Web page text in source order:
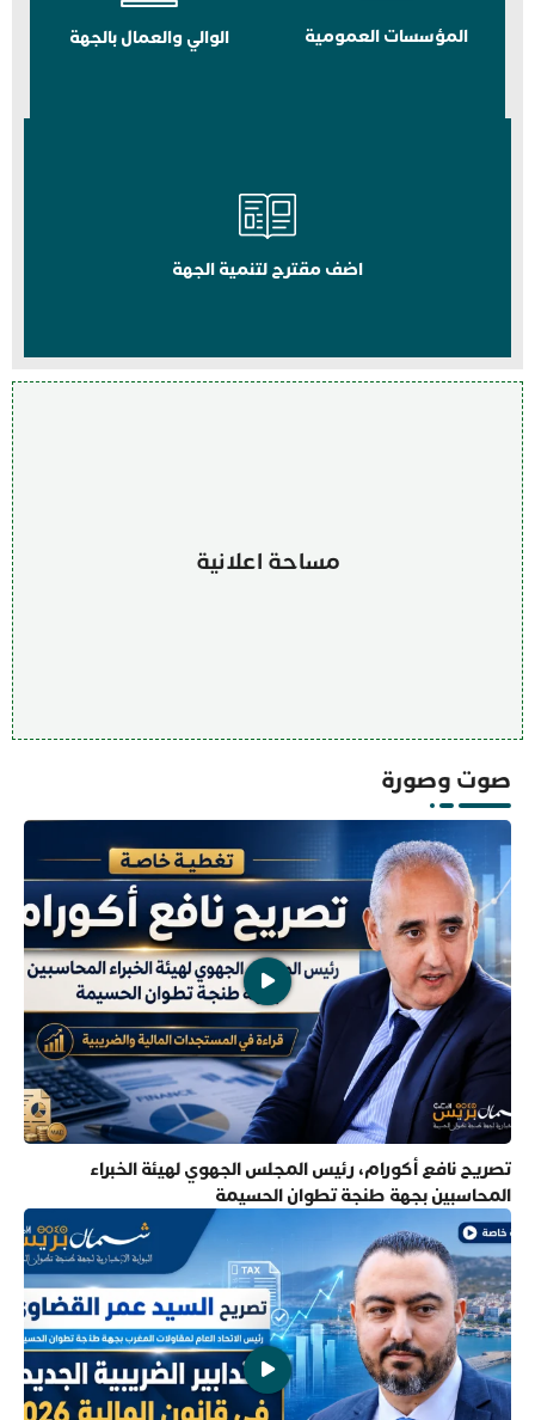
المؤسسات العمومية الوالي والعمال بالجهة
اضف مقترح لتنمية الجهة
مساحة اعلانية
صوت وصورة
تصريح نافع أكورام، رئيس المجلس الجهوي لهيئة الخبراء
المحاسبين بجهة طنجة تطوان الحسيمة